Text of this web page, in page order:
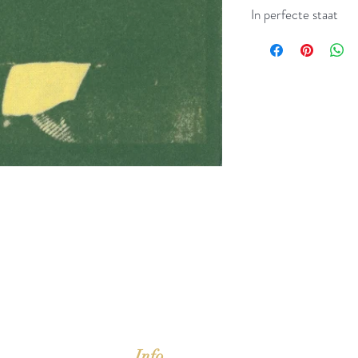
In perfecte staat